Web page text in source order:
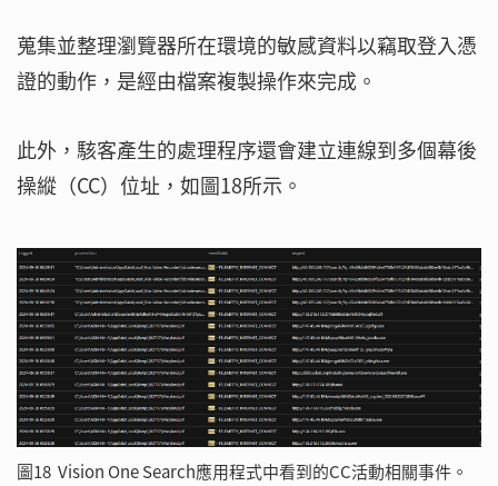
蒐集並整理瀏覽器所在環境的敏感資料以竊取登入憑
證的動作，是經由檔案複製操作來完成。
此外，駭客產生的處理程序還會建立連線到多個幕後
操縱（CC）位址，如圖18所示。
圖18 Vision One Search應用程式中看到的CC活動相關事件。